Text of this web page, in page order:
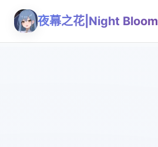
夜幕之花|Night Bloom